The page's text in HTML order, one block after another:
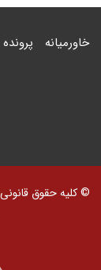
خاورمیانه
© کلیه حقوق